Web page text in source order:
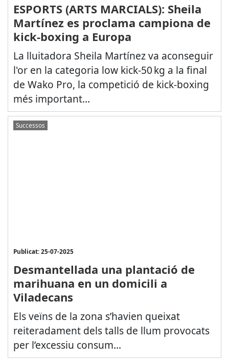
ESPORTS (ARTS MARCIALS): Sheila
Martínez es proclama campiona de
kick-boxing a Europa
La lluitadora Sheila Martínez va aconseguir
l'or en la categoria low kick-50 kg a la final
de Wako Pro, la competició de kick-boxing
més important...
Successos
Publicat: 25-07-2025
Desmantellada una plantació de
marihuana en un domicili a
Viladecans
Els veïns de la zona s’havien queixat
reiteradament dels talls de llum provocats
per l’excessiu consum...